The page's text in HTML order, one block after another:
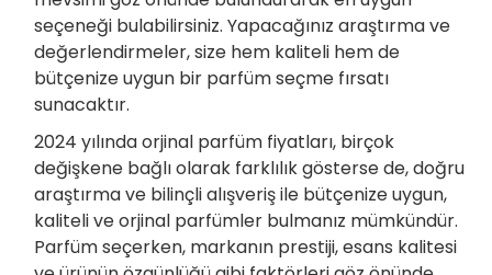
seçeneği bulabilirsiniz. Yapacağınız araştırma ve
değerlendirmeler, size hem kaliteli hem de
bütçenize uygun bir parfüm seçme fırsatı
sunacaktır.
2024 yılında orjinal parfüm fiyatları, birçok
değişkene bağlı olarak farklılık gösterse de, doğru
araştırma ve bilinçli alışveriş ile bütçenize uygun,
kaliteli ve orjinal parfümler bulmanız mümkündür.
Parfüm seçerken, markanın prestiji, esans kalitesi